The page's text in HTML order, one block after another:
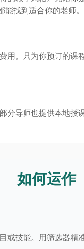
找到适合你的老师。
用。只为你预订的课
分导师也提供本地授
如何运作
或技能。用筛选器精